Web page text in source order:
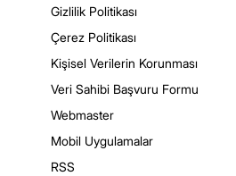
Gizlilik Politikası
Çerez Politikası
Kişisel Verilerin Korunması
Veri Sahibi Başvuru Formu
Webmaster
Mobil Uygulamalar
RSS